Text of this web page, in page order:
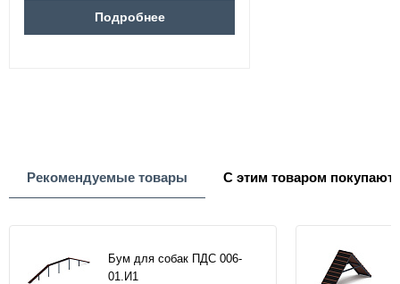
Подробнее
Рекомендуемые товары С этим товаром покупают
Бум для собак ПДС 006-
01.И1